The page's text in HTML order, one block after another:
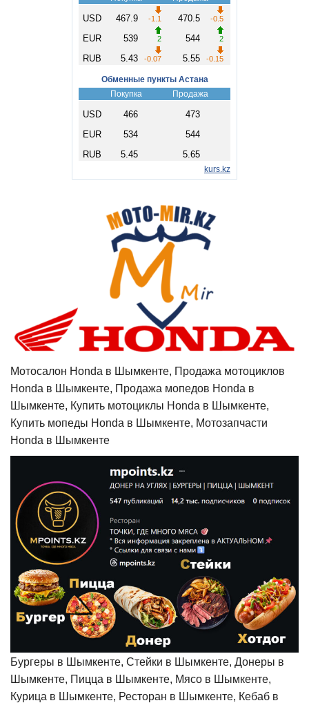
Мотосалон Honda в Шымкенте, Продажа мотоциклов
Honda в Шымкенте, Продажа мопедов Honda в
Шымкенте, Купить мотоциклы Honda в Шымкенте,
Купить мопеды Honda в Шымкенте, Мотозапчасти
Honda в Шымкенте
Бургеры в Шымкенте, Стейки в Шымкенте, Донеры в
Шымкенте, Пицца в Шымкенте, Мясо в Шымкенте,
Курица в Шымкенте, Ресторан в Шымкенте, Кебаб в